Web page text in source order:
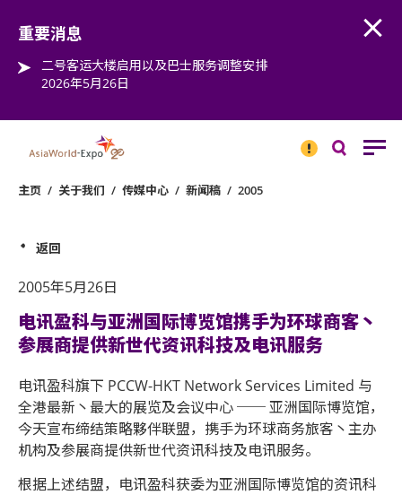
重要消息
二号客运大楼启用以及巴士服务调整安排
2026年5月26日
消息
主页 / 关于我们 / 传媒中心 / 新闻稿 / 2005
返回
2005年5月26日
电讯盈科与亚洲国际博览馆携手为环球商客丶
参展商提供新世代资讯科技及电讯服务
电讯盈科旗下 PCCW-HKT Network Services Limited 与
全港最新丶最大的展览及会议中心 ── 亚洲国际博览馆，
今天宣布缔结策略夥伴联盟，携手为环球商务旅客丶主办
机构及参展商提供新世代资讯科技及电讯服务。
根据上述结盟，电讯盈科获委为亚洲国际博览馆的资讯科